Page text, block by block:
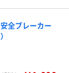
全ブレーカー